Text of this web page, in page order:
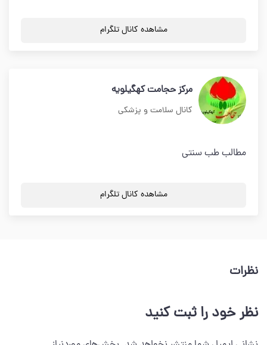
مشاهده کانال تلگرام
مرکز حجامت کهگیلویه
کانال سلامت و پزشکی
مطالب طب سنتی
مشاهده کانال تلگرام
نظرات
نظر خود را ثبت کنید